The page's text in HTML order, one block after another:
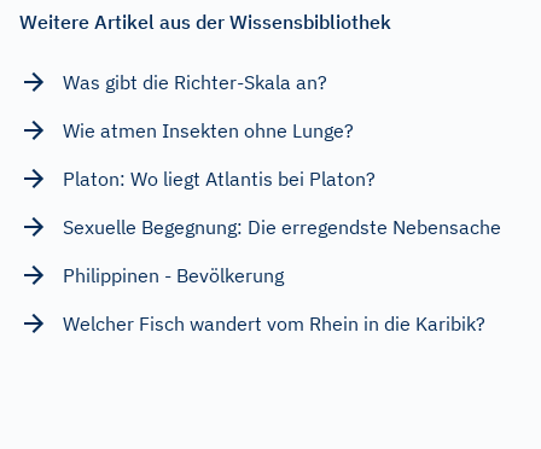
Weitere Artikel aus der Wissensbibliothek
Was gibt die Richter-Skala an?
Wie atmen Insekten ohne Lunge?
Platon: Wo liegt Atlantis bei Platon?
Sexuelle Begegnung: Die erregendste Nebensache
Philippinen - Bevölkerung
Welcher Fisch wandert vom Rhein in die Karibik?